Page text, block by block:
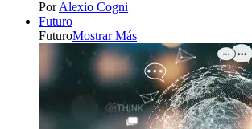
Por Alexio Cogni
Futuro
FuturoMostrar Más